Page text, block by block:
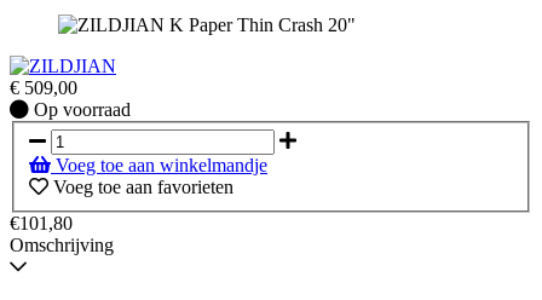
€ 509,00
Op
voorraad
Op voorraad
Voeg toe aan winkelmandje
Voeg toe aan favorieten
€101,80
Omschrijving